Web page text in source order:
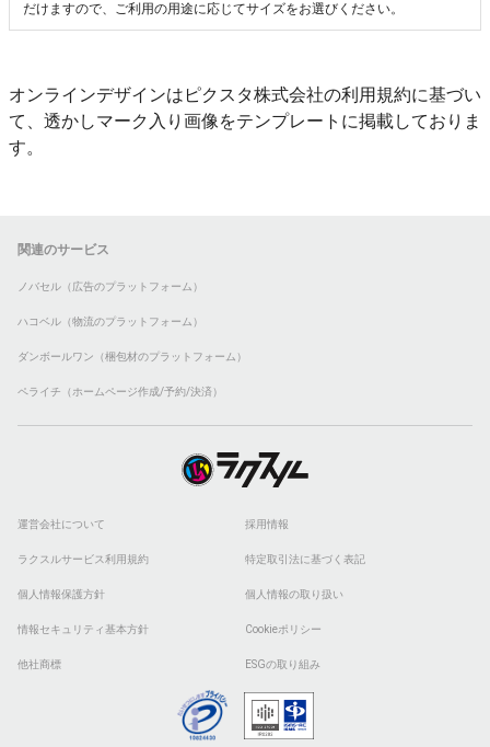
だけますので、ご利用の用途に応じてサイズをお選びください。
オンラインデザインはピクスタ株式会社の利用規約に基づい
て、透かしマーク入り画像をテンプレートに掲載しておりま
す。
関連のサービス
ノバセル（広告のプラットフォーム）
ハコベル（物流のプラットフォーム）
ダンボールワン（梱包材のプラットフォーム）
ペライチ（ホームページ作成/予約/決済）
運営会社について 採用情報
ラクスルサービス利用規約 特定取引法に基づく表記
個人情報保護方針 個人情報の取り扱い
情報セキュリティ基本方針 Cookieポリシー
他社商標 ESGの取り組み